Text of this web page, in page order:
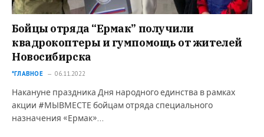
Бойцы отряда “Ермак” получили
квадрокоптеры и гумпомощь от жителей
Новосибирска
*ГЛАВНОЕ 06.11.2022
Накануне праздника Дня народного единства в рамках
акции #МЫВМЕСТЕ бойцам отряда специального
назначения «Ермак»…